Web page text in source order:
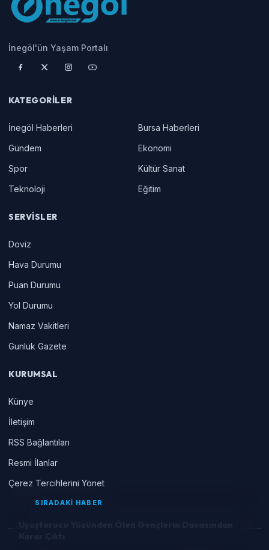
İnegöl'ün Yaşam Portalı
KATEGORILER
İnegöl Haberleri
Bursa Haberleri
Gündem
Ekonomi
Spor
Kültür Sanat
Teknoloji
Eğitim
SERVISLER
Doviz
Hava Durumu
Puan Durumu
Yol Durumu
Namaz Vakitleri
Gunluk Gazete
KURUMSAL
Künye
İletişim
RSS Bağlantıları
Resmi İlanlar
Çerez Tercihlerini Yönet
SIRADAKİ HABER